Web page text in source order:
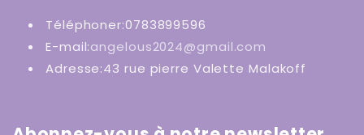
Téléphoner:0783899596
E-mail:angelous2024@gmail.com
Adresse:43 rue pierre Valette Malakoff